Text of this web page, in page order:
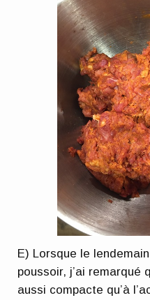
E) Lorsque le
poussoir, j’ai remarqué
aussi compacte qu’à